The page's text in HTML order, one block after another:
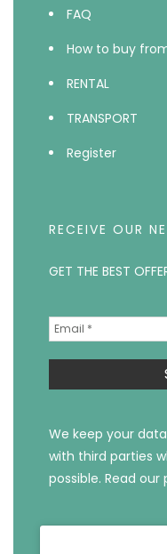
FAQ
How to buy
RENTAL
TRANSPORT
Register
RECEIVE OUR
GET THE BEST
We keep your
with third parties
possible. Read our